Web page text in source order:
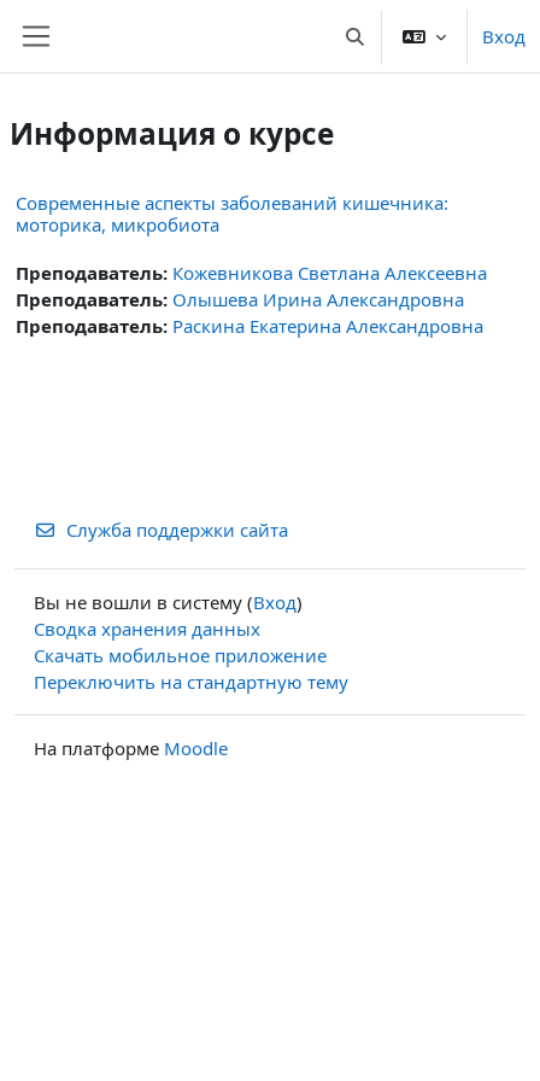
Изменить данныеВход
Информация о курсе
Современные аспекты заболеваний кишечника:
моторика, микробиота
Преподаватель: Кожевникова Светлана Алексеевна
Преподаватель: Олышева Ирина Александровна
Преподаватель: Раскина Екатерина Александровна
Служба поддержки сайта
Вы не вошли в систему (Вход)
Сводка хранения данных
Скачать мобильное приложение
Переключить на стандартную тему
На платформе Moodle